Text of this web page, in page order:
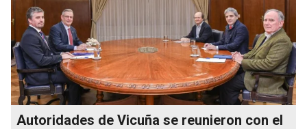
Autoridades de Vicuña se reunieron con el